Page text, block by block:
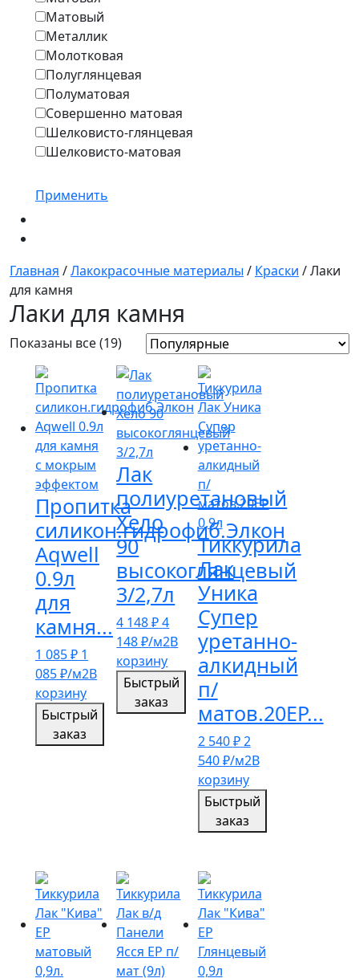
Матовый
Металлик
Молотковая
Полуглянцевая
Полуматовая
Совершенно матовая
Шелковисто-глянцевая
Шелковисто-матовая
Применить
Главная /Лакокрасочные материалы / Краски / Лаки
для камня
Лаки для камня
Показаны все (19)
Пропитка
силикон.гидрофиб.Элкон
Aqwell
0.9л
для
камня...
1 085₽ 1
085₽/м2В
корзину
Быстрый
заказ
Лак
полиуретановый
Хело
90
высокоглянцевый
3/2,7л
4 148₽4
148₽/м2В
корзину
Быстрый
заказ
Тиккурила
Лак
Уника
Супер
уретанно-
алкидный
п/
матов.20ЕР...
2 540₽2
540₽/м2В
корзину
Быстрый
заказ